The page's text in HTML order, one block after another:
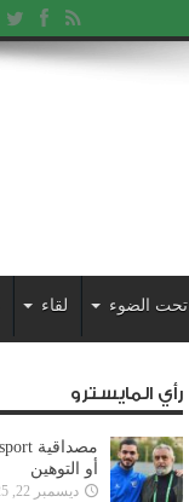
تحت الضوء لقاء
رأي المايسترو
أو التوهين
ديسمبر 22, 2025